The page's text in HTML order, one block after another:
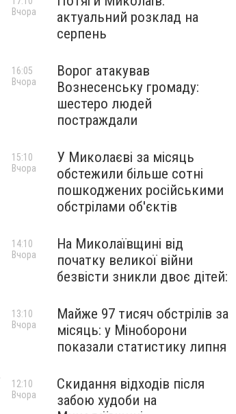
актуальний розклад на
серпень
Вчора
Ворог атакував
Вознесенську громаду:
шестеро людей
постраждали
16:05
Вчора
У Миколаєві за місяць
обстежили більше сотні
пошкоджених російськими
обстрілами об'єктів
15:10
Вчора
На Миколаївщині від
початку великої війни
безвісти зникли двоє дітей:
14:10
Вчора
Майже 97 тисяч обстрілів за
місяць: у Міноборони
показали статистику липня
13:10
Вчора
Скидання відходів після
забою худоби на
12:10
Вчора